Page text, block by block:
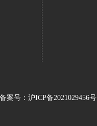
备案号：沪ICP备2021029456号